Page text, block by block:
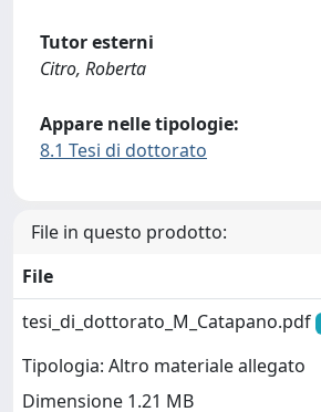
Tutor esterni
Citro, Roberta
Appare nelle tipologie:
8.1 Tesi di dottorato
File in questo prodotto:
File
tesi_di_dottorato_M_Catapano.pdf
Tipologia: Altro materiale allegato
Dimensione 1.21 MB